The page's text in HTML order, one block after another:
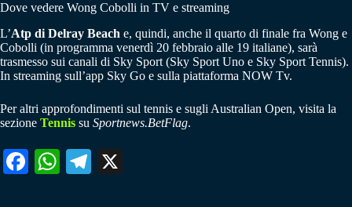
Dove vedere Wong Cobolli in TV e streaming
L’Atp di Delray Beach e, quindi, anche il quarto di finale fra Wong e
Cobolli (in programma venerdì 20 febbraio alle 19 italiane), sarà
trasmesso sui canali di Sky Sport (Sky Sport Uno e Sky Sport Tennis).
In streaming sull’app Sky Go e sulla piattaforma NOW Tv.
Per altri approfondimenti sul tennis e sugli Australian Open, visita la
sezione Tennis su Sportnews.BetFlag.
Fa W
Te